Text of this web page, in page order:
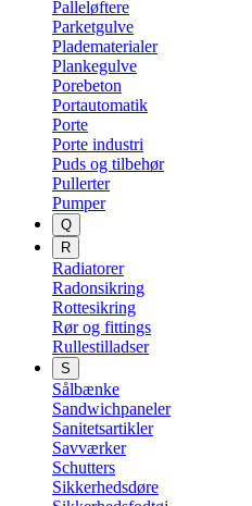
Palleløftere
Parketgulve
Pladematerialer
Plankegulve
Porebeton
Portautomatik
Porte
Porte industri
Puds og tilbehør
Pullerter
Pumper
Q
R
Radiatorer
Radonsikring
Rottesikring
Rør og fittings
Rullestilladser
S
Sålbænke
Sandwichpaneler
Sanitetsartikler
Savværker
Schutters
Sikkerhedsdøre